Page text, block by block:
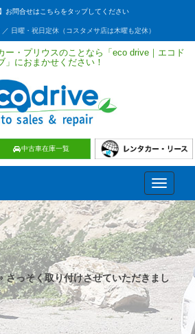
お問合せはこちらをタップしてください
日曜・祝日定休（コスタメサ店は木曜も定休）
ー・プリウスのことなら「eco drive｜エコド
」におまかせください！
中古車在庫一覧
Toggle
さっそく取り付けさせていただきまし